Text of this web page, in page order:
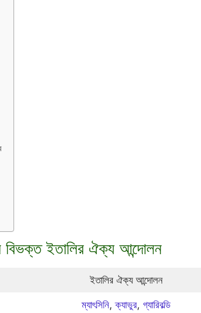
বিভক্ত ইতালির ঐক্য আন্দোলন
ইতালির ঐক্য আন্দোলন
ম্যাৎসিনি,ক্যাভুর, গ্যারিবল্ডি